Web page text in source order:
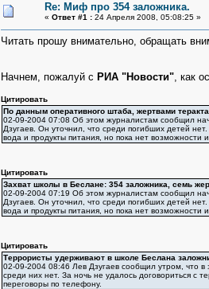
Re: Миф про 354 заложника.
« Ответ #1 :24 Апреля 2008, 05:08:25 »
Читать прошу внимательно, обращать
Начнем, пожалуй с РИА "Новости", как
Цитировать
По данным оперативного штаба, жертвами
02-09-2004 07:08 Об этом журналистам сообщил
Дзугаев. Он уточнил, что среди погибших детей
вода и продукты питания, но пока нет возможности
Цитировать
Захват школы в Беслане: 354 заложника, семь
02-09-2004 07:19 Об этом журналистам сообщил
Дзугаев. Он уточнил, что среди погибших детей
вода и продукты питания, но пока нет возможности
Цитировать
Террористы удерживают в школе Беслана
02-09-2004 08:46 Лев Дзугаев сообщил утром, что в
среди них нет. За ночь не удалось договориться с
переговоры по телефону.